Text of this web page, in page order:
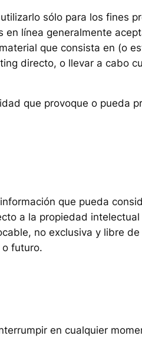
sólo para los fines
línea generalmente
que consista en (o
directo, o llevar a cabo
que provoque o
que pueda
a la propiedad
no exclusiva y libre
futuro.
en cualquier